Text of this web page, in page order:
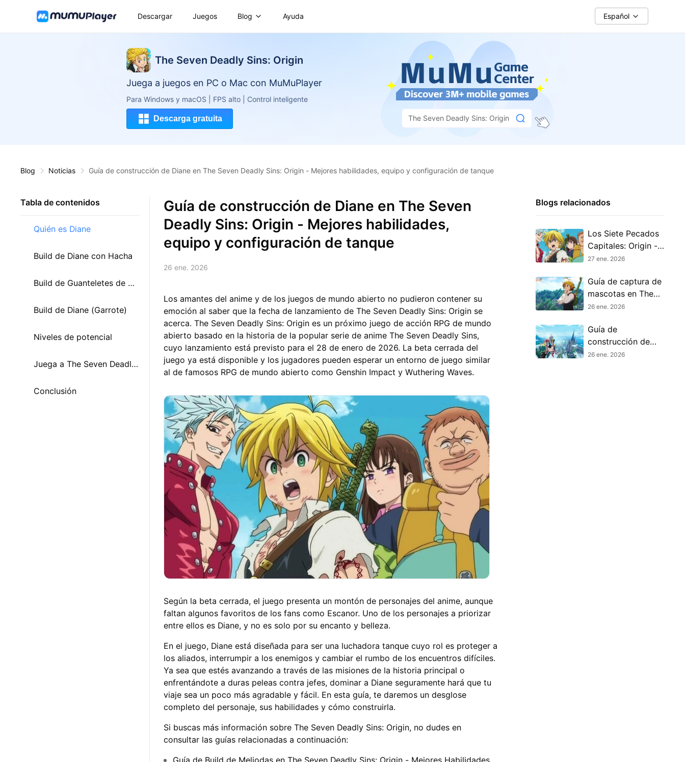
Descargar Juegos Blog Ayuda Español
The Seven Deadly Sins: Origin
Juega a juegos en PC o Mac con MuMuPlayer
Para Windows y macOS | FPS alto | Control inteligente
Descarga gratuita The Seven Deadly Sins: Origin
Blog Noticias Guía de construcción de Diane en The Seven Deadly Sins: Origin - Mejores habilidades, equipo y configuración de tanque
Tabla de contenidos
Quién es Diane
Build de Diane con Hacha
Build de Guanteletes de Di
ane
Build de Diane (Garrote)
Niveles de potencial
Juega a The Seven Deadly
Sins: Origin en PC o Mac c
Conclusión
Guía de construcción de Diane en The Seven
Deadly Sins: Origin - Mejores habilidades,
equipo y configuración de tanque
26 ene. 2026
Los amantes del anime y de los juegos de mundo abierto no pudieron contener su
emoción al saber que la fecha de lanzamiento de The Seven Deadly Sins: Origin se
acerca. The Seven Deadly Sins: Origin es un próximo juego de acción RPG de mundo
abierto basado en la historia de la popular serie de anime The Seven Deadly Sins,
cuyo lanzamiento está previsto para el 28 de enero de 2026. La beta cerrada del
juego ya está disponible y los jugadores pueden esperar un entorno de juego similar
al de famosos RPG de mundo abierto como Genshin Impact y Wuthering Waves.
Según la beta cerrada, el juego presenta un montón de personajes del anime, aunque
faltan algunos favoritos de los fans como Escanor. Uno de los personajes a priorizar
entre ellos es Diane, y no es solo por su encanto y belleza.
En el juego, Diane está diseñada para ser una luchadora tanque cuyo rol es proteger a
los aliados, interrumpir a los enemigos y cambiar el rumbo de los encuentros difíciles.
Ya sea que estés avanzando a través de las misiones de la historia principal o
enfrentándote a duras peleas contra jefes, dominar a Diane seguramente hará que tu
viaje sea un poco más agradable y fácil. En esta guía, te daremos un desglose
completo del personaje, sus habilidades y cómo construirla.
Si buscas más información sobre The Seven Deadly Sins: Origin, no dudes en
consultar las guías relacionadas a continuación:
Guía de Build de Meliodas en The Seven Deadly Sins: Origin - Mejores Habilidades,
Blogs relacionados
Los Siete Pecados
Capitales: Origin -
Mejor arma de
guía de
estadísticas
27 ene. 2026
Guía de captura de
mascotas en The
Seven Deadly Sins:
atrapar, domesticar
y usar mascotas
26 ene. 2026
Guía de
construcción de
Meliodas en The
26 ene. 2026